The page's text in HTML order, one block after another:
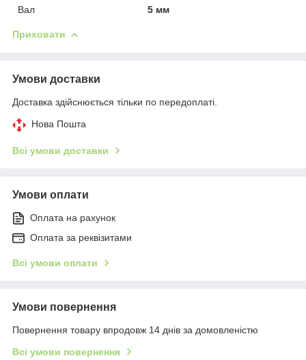
Вал 5 мм
Приховати
Умови доставки
Доставка здійснюється тільки по передоплаті.
Нова Пошта
Всі умови доставки
Умови оплати
Оплата на рахунок
Оплата за реквізитами
Всі умови оплати
Умови повернення
Повернення товару впродовж 14 днів за домовленістю
Всі умови повернення